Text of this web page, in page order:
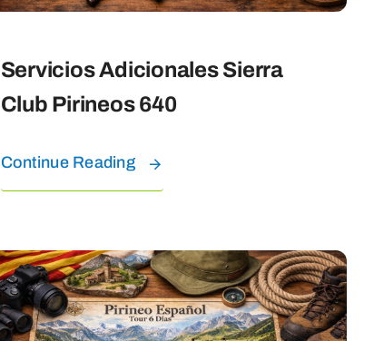
Servicios Adicionales Sierra
Club Pirineos 640
Continue Reading